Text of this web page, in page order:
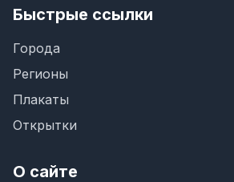
Быстрые ссылки
Города
Регионы
Плакаты
Открытки
О сайте